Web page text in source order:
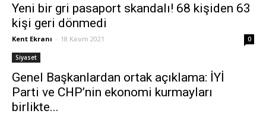
Yeni bir gri pasaport skandalı! 68 kişiden 63
kişi geri dönmedi
Kent Ekranı - 18 Kasım 2021 0
Siyaset
Genel Başkanlardan ortak açıklama: İYİ
Parti ve CHP’nin ekonomi kurmayları
birlikte...